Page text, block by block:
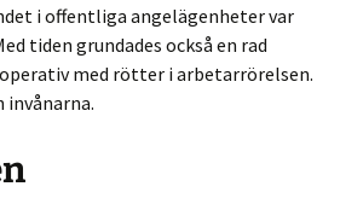
i offentliga angelägenheter var
tiden grundades också en rad
med rötter i arbetarrörelsen.